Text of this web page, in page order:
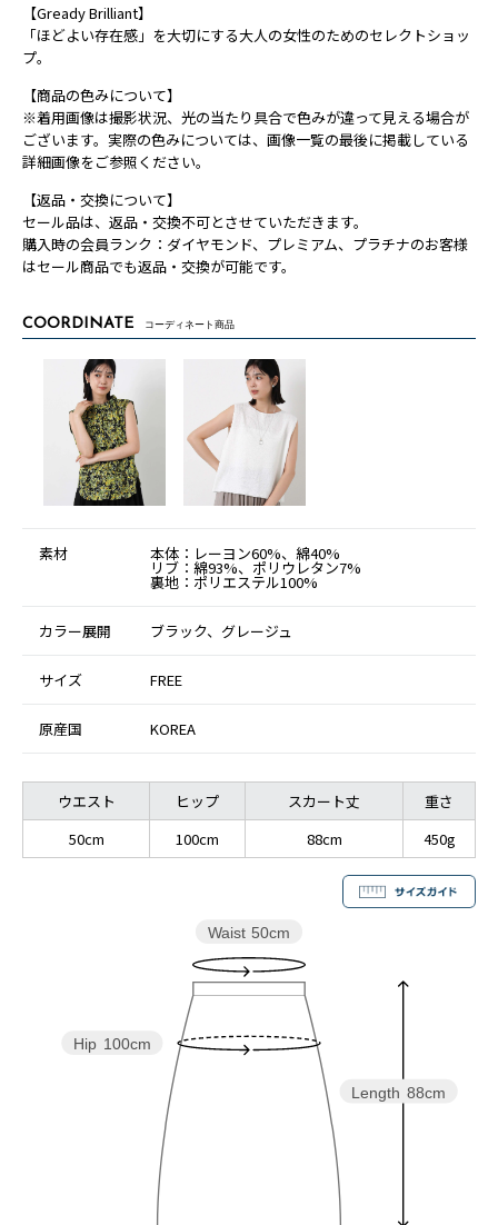
【Gready Brilliant】
「ほどよい存在感」を大切にする大人の女性のためのセレクトショッ
プ。
【商品の色みについて】
※着用画像は撮影状況、光の当たり具合で色みが違って見える場合が
ございます。実際の色みについては、画像一覧の最後に掲載している
詳細画像をご参照ください。
【返品・交換について】
セール品は、返品・交換不可とさせていただきます。
購入時の会員ランク：ダイヤモンド、プレミアム、プラチナのお客様
はセール商品でも返品・交換が可能です。
COORDINATE コーディネート商品
素材 本体：レーヨン60%、綿40%
リブ：綿93%、ポリウレタン7%
裏地：ポリエステル100%
カラー展開 ブラック、グレージュ
サイズ FREE
原産国 KOREA
ウエスト ヒップ スカート丈
重さ
50cm
100cm 88cm 450g
Length 88cm
Hip 100cm
Waist 50cm